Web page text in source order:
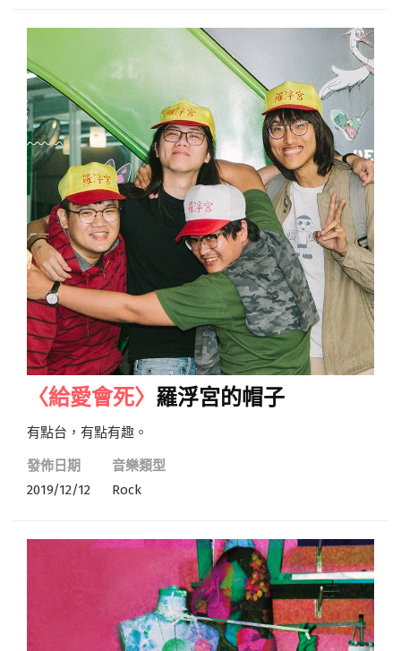
〈給愛會死〉 羅浮宮的帽子
有點台，有點有趣。
發佈日期
2019/12/12
音樂類型
Rock